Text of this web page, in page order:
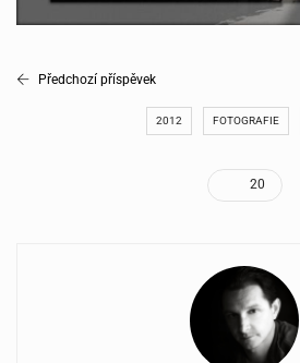
Předchozí příspěvek
2012 FOTOGRAFIE
20